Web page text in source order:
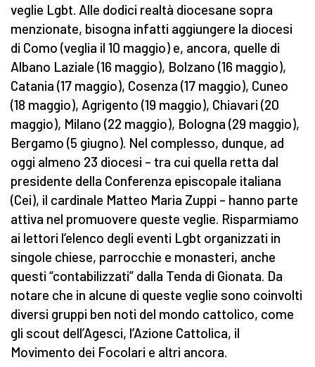
veglie Lgbt. Alle dodici realtà diocesane sopra
menzionate, bisogna infatti aggiungere la diocesi
di Como (veglia il 10 maggio) e, ancora, quelle di
Albano Laziale (16 maggio), Bolzano (16 maggio),
Catania (17 maggio), Cosenza (17 maggio), Cuneo
(18 maggio), Agrigento (19 maggio), Chiavari (20
maggio), Milano (22 maggio), Bologna (29 maggio),
Bergamo (5 giugno). Nel complesso, dunque, ad
oggi almeno 23 diocesi – tra cui quella retta dal
presidente della Conferenza episcopale italiana
(Cei), il cardinale Matteo Maria Zuppi – hanno parte
attiva nel promuovere queste veglie. Risparmiamo
ai lettori l’elenco degli eventi Lgbt organizzati in
singole chiese, parrocchie e monasteri, anche
questi “contabilizzati” dalla Tenda di Gionata. Da
notare che in alcune di queste veglie sono coinvolti
diversi gruppi ben noti del mondo cattolico, come
gli scout dell’Agesci, l’Azione Cattolica, il
Movimento dei Focolari e altri ancora.